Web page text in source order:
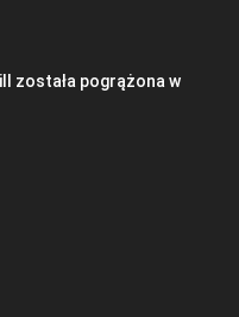
została pogrążona w